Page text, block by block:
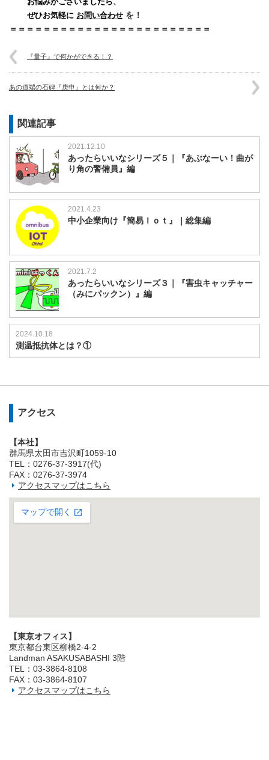
ぜひお気軽に お問い合わせ を！
＝＝＝＝＝＝＝＝＝＝＝＝＝＝＝＝＝＝＝＝＝＝＝＝
『量子』で何かができる！？
あの道端の石碑『庚申』とは何か？
関連記事
2021.12.10
あったらいいなシリーズ５｜『あぶなーい！曲が
り角の警備員』編
2021.4.23
中小企業向け『簡易Ｉｏｔ』｜総集編
2021.7.2
あったらいいなシリーズ３｜『害虫キャッチャー
（みにパックン）』編
2024.10.18
測温抵抗体とは？①
アクセス
【本社】
群馬県太田市吉沢町1059-10
TEL：0276-37-3917(代)
FAX：0276-37-3974
アクセスマップはこちら
【東京オフィス】
東京都台東区柳橋2‐4‐2
Landman ASAKUSABASHI 3階
TEL：03‐3864‐8108
FAX：03‐3864‐8107
アクセスマップはこちら